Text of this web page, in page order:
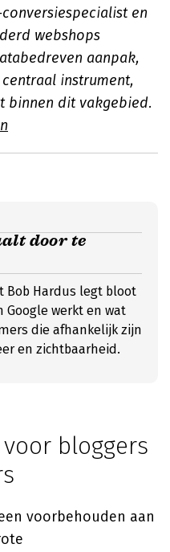
en
webshops
aanpak,
instrument,
binnen dit vakgebied.
door te
Bob Hardus legt bloot
werkt en wat
die afhankelijk zijn
en zichtbaarheid.
bloggers
voorbehouden aan